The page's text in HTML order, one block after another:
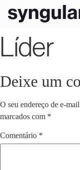
Líder
Deixe um
O seu endereço de e-
marcados com *
Comentário *